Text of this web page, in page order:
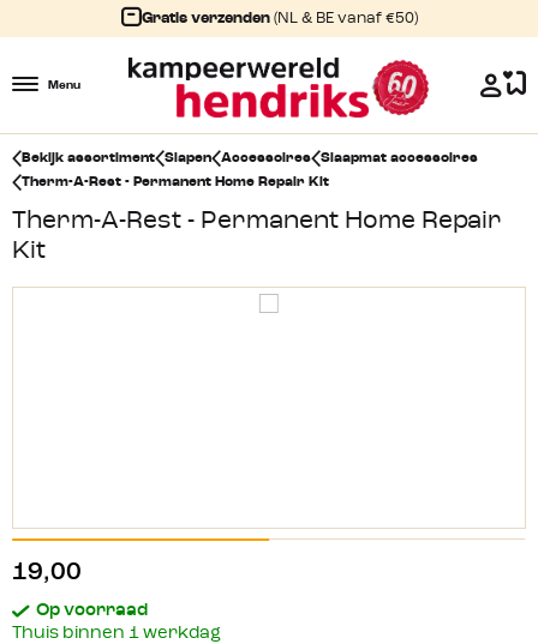
Gratis verzenden (NL & BE vanaf €50)
Menu
Bekijk assortiment Slapen Accessoires
Slaapmat accessoires
Therm-A-Rest - Permanent Home Repair Kit
Therm-A-Rest - Permanent Home Repair
Kit
19,00
Op voorraad
Thuis binnen 1 werkdag